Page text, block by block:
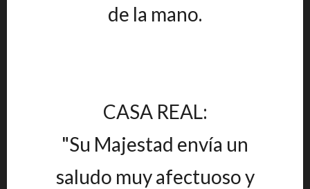
de la mano.
CASA REAL:
"Su Majestad envía un
saludo muy afectuoso y